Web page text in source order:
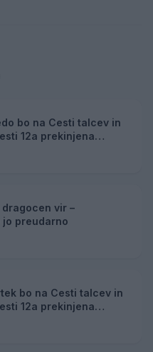
bo na Cesti talcev in
12a prekinjena
energije
vir –
preudarno
bo na Cesti talcev in
12a prekinjena
energije.